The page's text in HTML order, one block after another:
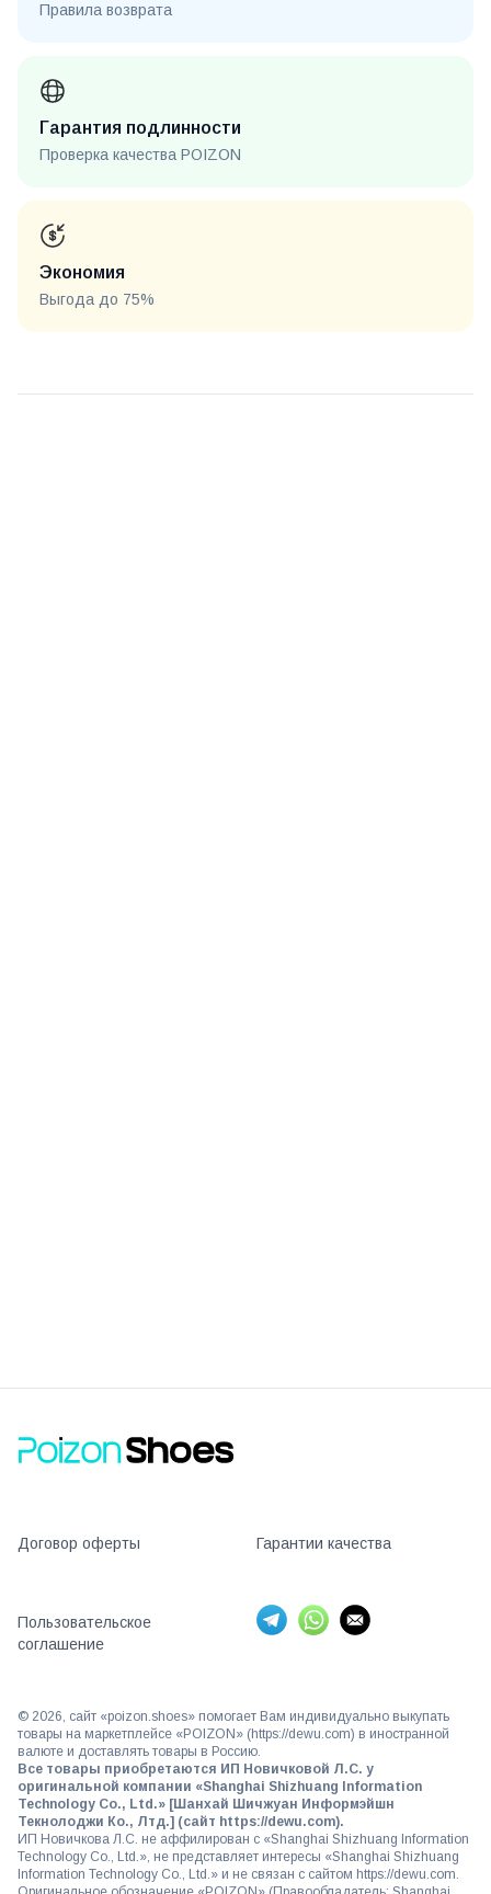
Правила возврата
Гарантия подлинности
Проверка качества POIZON
Экономия
Выгода до 75%
Договор оферты Гарантии качества
Пользовательское
соглашение
© 2026, сайт «poizon.shoes» помогает Вам индивидуально выкупать
товары на маркетплейсе «POIZON» (https://dewu.com) в иностранной
валюте и доставлять товары в Россию.
Все товары приобретаются ИП Новичковой Л.С. у
оригинальной компании «Shanghai Shizhuang Information
Technology Co., Ltd.» [Шанхай Шичжуан Информэйшн
Текнолоджи Ко., Лтд.] (сайт https://dewu.com).
ИП Новичкова Л.С. не аффилирован с «Shanghai Shizhuang Information
Technology Co., Ltd.», не представляет интересы «Shanghai Shizhuang
Information Technology Co., Ltd.» и не связан с сайтом https://dewu.com.